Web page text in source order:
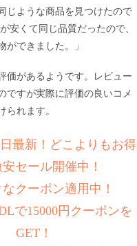
じような商品を見つけたので
安くて同じ品質だったので、
ができました。」
価があるようです。レビュー
ですが実際に評価の良いコメ
られます。
最新！どこよりもお得
セール開催中！
クーポン適用中！
で15000円クーポンを
GET！